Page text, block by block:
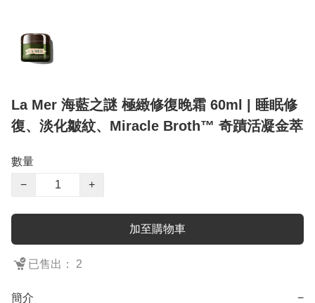
La Mer 海藍之謎 極緻修復晚霜 60ml | 睡眠修
復、淡化皺紋、Miracle Broth™ 奇蹟活凝金萃
數量
−
+
加至購物車
已售出： 2
簡介 −